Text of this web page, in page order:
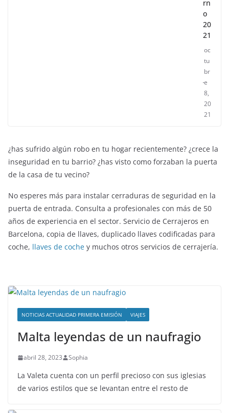
rn
o
20
21
oc
tu
br
e
8,
20
21
¿has sufrido algún robo en tu hogar recientemente? ¿crece la
inseguridad en tu barrio? ¿has visto como forzaban la puerta
de la casa de tu vecino?
No esperes más para instalar cerraduras de seguridad en la
puerta de entrada. Consulta a profesionales con más de 50
años de experiencia en el sector. Servicio de Cerrajeros en
Barcelona, copia de llaves, duplicado llaves codificadas para
coche, llaves de coche y muchos otros servicios de cerrajería.
NOTICIAS ACTUALIDAD PRIMERA EMISIÓN VIAJES
Malta leyendas de un naufragio
abril 28, 2023 Sophia
La Valeta cuenta con un perfil precioso con sus iglesias
de varios estilos que se levantan entre el resto de